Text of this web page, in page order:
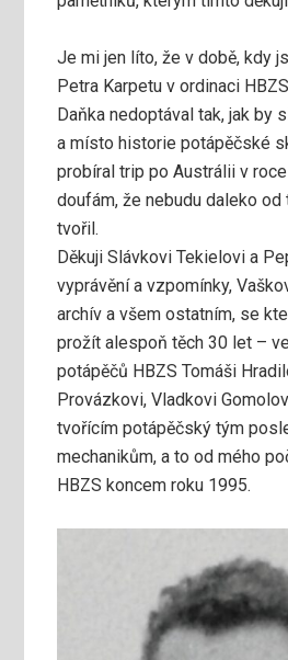
Je mi jen líto, že v době, kdy
Petra Karpetu v ordinaci
Daňka nedoptával tak, jak by
a místo historie potápěčské
probíral trip po Austrálii v
doufám, že nebudu daleko
tvořil.
Děkuji Slávkovi Tekielovi a
vyprávění a vzpomínky,
archív a všem ostatním, se
prožít alespoň těch 30 let –
potápěčů HBZS Tomáši
Provázkovi, Vladkovi
tvořícím potápěčský tým
mechanikům, a to od mého
HBZS koncem roku 1995.